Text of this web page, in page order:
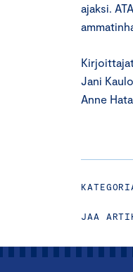
ajaksi.
Jani
Anne
JAA